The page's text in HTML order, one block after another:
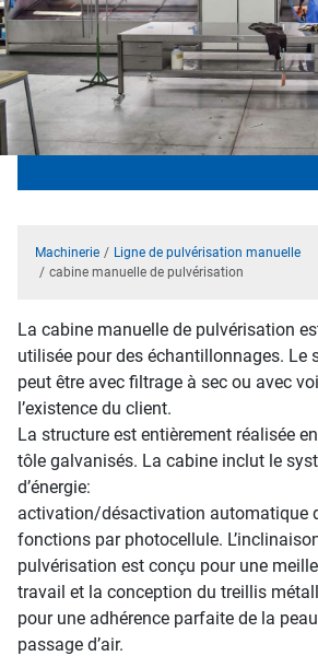
Machinerie
Ligne de pulvérisation manuelle
cabine manuelle de pulvérisation
La cabine manuelle de pulvérisation
utilisée pour des échantillonnages. Le
peut être avec filtrage à sec ou avec
l’existence du client.
La structure est entièrement réalisée
tôle galvanisés. La cabine inclut le
d’énergie:
activation/désactivation automatique
fonctions par photocellule.
pulvérisation est conçu pour une
travail et la conception du treillis
pour une adhérence parfaite de la
passage d’air.